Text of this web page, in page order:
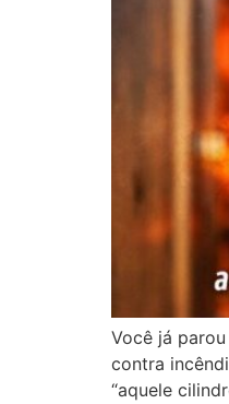
Você já
contra
“aquele